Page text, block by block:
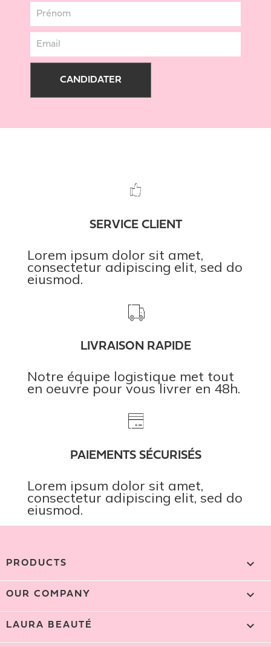
CANDIDATER
SERVICE CLIENT
Lorem ipsum dolor sit amet,
consectetur adipiscing elit, sed do
eiusmod.
LIVRAISON RAPIDE
Notre équipe logistique met tout
en oeuvre pour vous livrer en 48h.
PAIEMENTS SÉCURISÉS
Lorem ipsum dolor sit amet,
consectetur adipiscing elit, sed do
eiusmod.
PRODUCTS 
OUR COMPANY 
LAURA BEAUTÉ 